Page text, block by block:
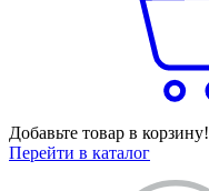
Добавьте товар в корзину!
Перейти в каталог